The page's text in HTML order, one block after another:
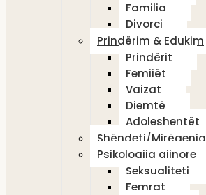
Familja
Divorci
Prindërim & Edukim
Prindërit
Femijët
Vajzat
Djemtë
Adoleshentët
Shëndeti/Mirëqenia
Psikologjia gjinore
Seksualiteti
Femrat